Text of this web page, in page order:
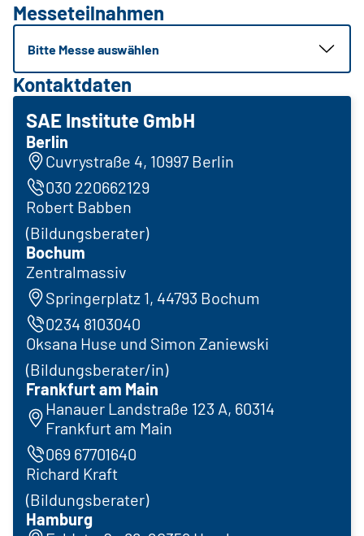
Messeteilnahmen
Bitte Messe auswählen
Kontaktdaten
SAE Institute GmbH
Berlin
Cuvrystraße 4, 10997 Berlin
030 220662129
Robert Babben
(Bildungsberater)
Bochum
Zentralmassiv
Springerplatz 1, 44793 Bochum
0234 8103040
Oksana Huse und Simon Zaniewski
(Bildungsberater/in)
Frankfurt am Main
Hanauer Landstraße 123 A, 60314
Frankfurt am Main
069 67701640
Richard Kraft
(Bildungsberater)
Hamburg